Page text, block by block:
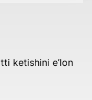
ketishini e’lon